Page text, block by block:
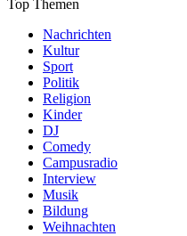
Top Themen
Nachrichten
Kultur
Sport
Politik
Religion
Kinder
DJ
Comedy
Campusradio
Interview
Musik
Bildung
Weihnachten